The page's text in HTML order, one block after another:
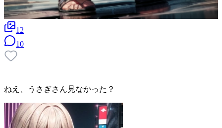
12
10
ねえ、うさぎさん見なかった？